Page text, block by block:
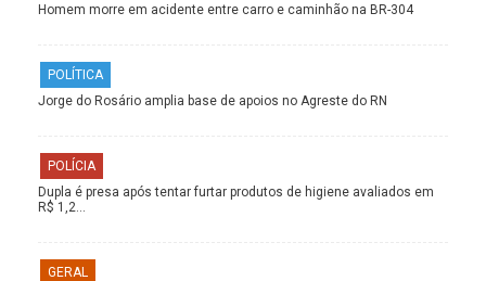
Homem morre em acidente entre carro e caminhão na BR-304
POLÍTICA
Jorge do Rosário amplia base de apoios no Agreste do RN
POLÍCIA
Dupla é presa após tentar furtar produtos de higiene avaliados em
R$ 1,2…
GERAL